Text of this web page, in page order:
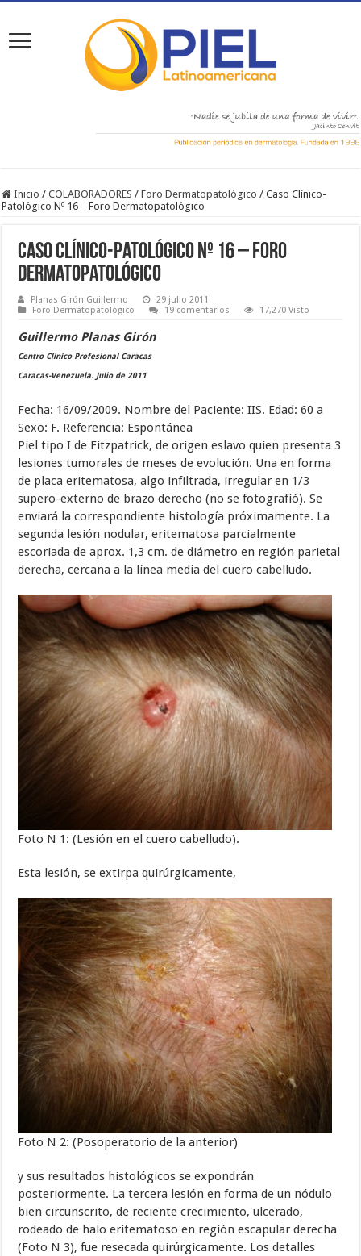
Inicio / COLABORADORES / Foro Dermatopatológico / Caso Clínico-
Patológico Nº 16 – Foro Dermatopatológico
Caso Clínico-Patológico Nº 16 – Foro
Dermatopatológico
Planas Girón Guillermo
29 julio 2011
Foro Dermatopatológico
19 comentarios 17,270 Visto
Guillermo Planas Girón
Centro Clínico Profesional Caracas
Caracas-Venezuela. Julio de 2011
Fecha: 16/09/2009. Nombre del Paciente: IIS. Edad: 60 a
Sexo: F. Referencia: Espontánea
Piel tipo I de Fitzpatrick, de origen eslavo quien presenta 3
lesiones tumorales de meses de evolución. Una en forma
de placa eritematosa, algo infiltrada, irregular en 1/3
supero-externo de brazo derecho (no se fotografió). Se
enviará la correspondiente histología próximamente. La
segunda lesión nodular, eritematosa parcialmente
escoriada de aprox. 1,3 cm. de diámetro en región parietal
derecha, cercana a la línea media del cuero cabelludo.
Foto N 1: (Lesión en el cuero cabelludo).
Esta lesión, se extirpa quirúrgicamente,
Foto N 2: (Posoperatorio de la anterior)
y sus resultados histológicos se expondrán
posteriormente. La tercera lesión en forma de un nódulo
bien circunscrito, de reciente crecimiento, ulcerado,
rodeado de halo eritematoso en región escapular derecha
(Foto N 3), fue resecada quirúrgicamente. Los detalles